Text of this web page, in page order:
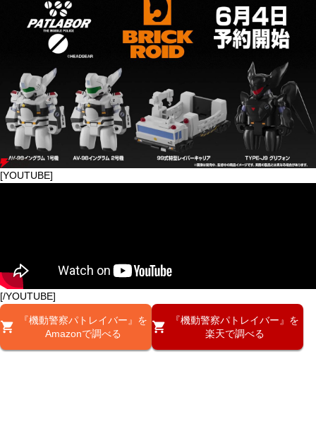
[YOUTUBE]
[/YOUTUBE]
『機動警察パトレイバー』を
Amazonで調べる
『機動警察パトレイバー』を
楽天で調べる